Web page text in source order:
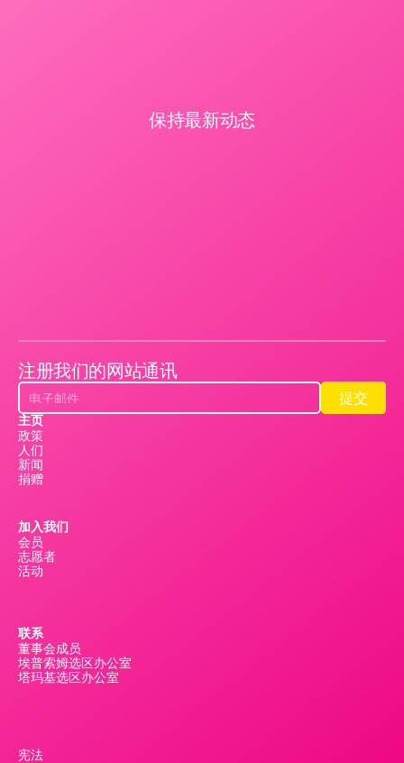
保持最新动态
注册我们的网站通讯
提交
提交
主页
政策
人们
新闻
捐赠
加入我们
会员
志愿者
活动
联系
董事会成员
埃普索姆选区办公室
塔玛基选区办公室
宪法